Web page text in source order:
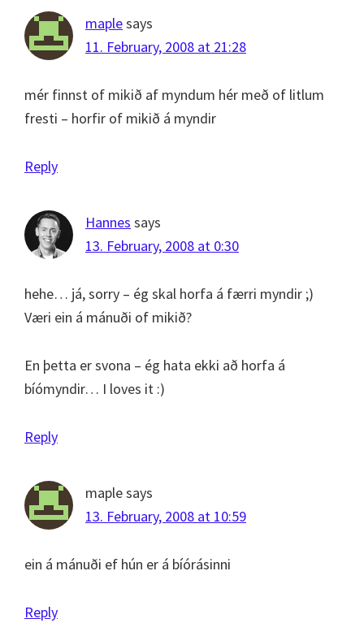
maplesays
11. February, 2008 at 21:28
mér finnst of mikið af myndum hér með of litlum
fresti – horfir of mikið á myndir
Reply
Hannes says
13. February, 2008 at 0:30
hehe… já, sorry – ég skal horfa á færri myndir ;)
Væri ein á mánuði of mikið?
En þetta er svona – ég hata ekki að horfa á
bíómyndir… I loves it :)
Reply
maplesays
13. February, 2008 at 10:59
ein á mánuði ef hún er á bíórásinni
Reply